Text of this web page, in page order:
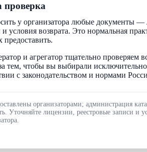
у организатора любые документы —
условия возврата. Это нормальная
предоставить.
и агрегатор тщательно проверяем
тем, чтобы вы выбирали
с законодательством и нормами
организаторами; администрация
Уточняйте лицензии, реестровые записи и